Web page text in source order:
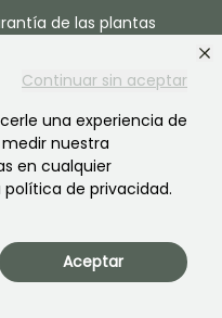
Continuar sin aceptar
una experiencia de
nuestra
en cualquier
de privacidad.
Aceptar
de las plantas
sin plástico
cestas anti-